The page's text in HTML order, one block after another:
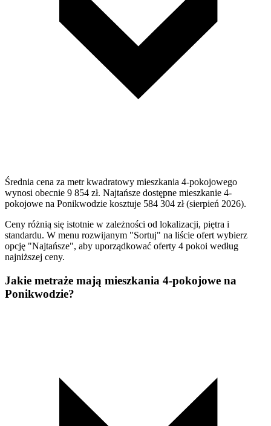
Średnia cena za metr kwadratowy mieszkania 4-pokojowego
wynosi obecnie 9 854 zł. Najtańsze dostępne mieszkanie 4-
pokojowe na Ponikwodzie kosztuje 584 304 zł (sierpień 2026).
Ceny różnią się istotnie w zależności od lokalizacji, piętra i
standardu. W menu rozwijanym "Sortuj" na liście ofert wybierz
opcję "Najtańsze", aby uporządkować oferty 4 pokoi według
najniższej ceny.
Jakie metraże mają mieszkania 4-pokojowe na
Ponikwodzie?